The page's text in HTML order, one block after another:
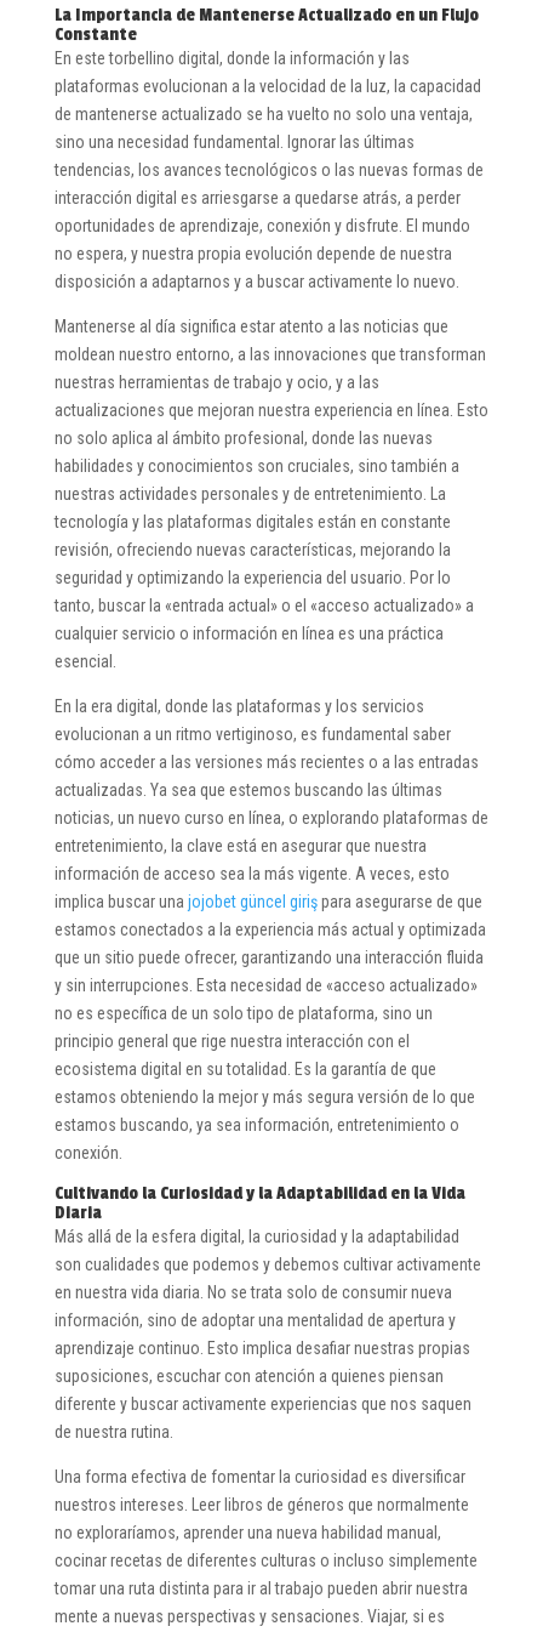
La Importancia de Mantenerse Actualizado en un Flujo
Constante
En este torbellino digital, donde la información y las
plataformas evolucionan a la velocidad de la luz, la capacidad
de mantenerse actualizado se ha vuelto no solo una ventaja,
sino una necesidad fundamental. Ignorar las últimas
tendencias, los avances tecnológicos o las nuevas formas de
interacción digital es arriesgarse a quedarse atrás, a perder
oportunidades de aprendizaje, conexión y disfrute. El mundo
no espera, y nuestra propia evolución depende de nuestra
disposición a adaptarnos y a buscar activamente lo nuevo.
Mantenerse al día significa estar atento a las noticias que
moldean nuestro entorno, a las innovaciones que transforman
nuestras herramientas de trabajo y ocio, y a las
actualizaciones que mejoran nuestra experiencia en línea. Esto
no solo aplica al ámbito profesional, donde las nuevas
habilidades y conocimientos son cruciales, sino también a
nuestras actividades personales y de entretenimiento. La
tecnología y las plataformas digitales están en constante
revisión, ofreciendo nuevas características, mejorando la
seguridad y optimizando la experiencia del usuario. Por lo
tanto, buscar la «entrada actual» o el «acceso actualizado» a
cualquier servicio o información en línea es una práctica
esencial.
En la era digital, donde las plataformas y los servicios
evolucionan a un ritmo vertiginoso, es fundamental saber
cómo acceder a las versiones más recientes o a las entradas
actualizadas. Ya sea que estemos buscando las últimas
noticias, un nuevo curso en línea, o explorando plataformas de
entretenimiento, la clave está en asegurar que nuestra
información de acceso sea la más vigente. A veces, esto
implica buscar una jojobet güncel girişpara asegurarse de que
estamos conectados a la experiencia más actual y optimizada
que un sitio puede ofrecer, garantizando una interacción fluida
y sin interrupciones. Esta necesidad de «acceso actualizado»
no es específica de un solo tipo de plataforma, sino un
principio general que rige nuestra interacción con el
ecosistema digital en su totalidad. Es la garantía de que
estamos obteniendo la mejor y más segura versión de lo que
estamos buscando, ya sea información, entretenimiento o
conexión.
Cultivando la Curiosidad y la Adaptabilidad en la Vida
Diaria
Más allá de la esfera digital, la curiosidad y la adaptabilidad
son cualidades que podemos y debemos cultivar activamente
en nuestra vida diaria. No se trata solo de consumir nueva
información, sino de adoptar una mentalidad de apertura y
aprendizaje continuo. Esto implica desafiar nuestras propias
suposiciones, escuchar con atención a quienes piensan
diferente y buscar activamente experiencias que nos saquen
de nuestra rutina.
Una forma efectiva de fomentar la curiosidad es diversificar
nuestros intereses. Leer libros de géneros que normalmente
no exploraríamos, aprender una nueva habilidad manual,
cocinar recetas de diferentes culturas o incluso simplemente
tomar una ruta distinta para ir al trabajo pueden abrir nuestra
mente a nuevas perspectivas y sensaciones. Viajar, si es